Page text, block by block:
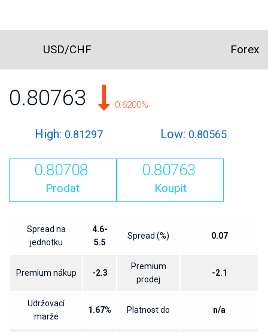
USD/CHF Forex
0.80763 -0.6200%
High: 0.81297 Low: 0.80565
0.80708
Prodat
0.80763
Koupit
Spread na
jednotku
4.6-
5.5
Spread (%) 0.07
Premium nákup -2.3
Premium
prodej
-2.1
Udržovací
marže
1.67% Platnost do n/a